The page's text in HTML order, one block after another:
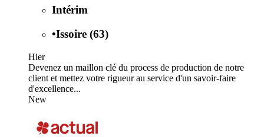
Intérim
•Issoire (63)
Hier
Devenez un maillon clé du process de production de notre
client et mettez votre rigueur au service d'un savoir-faire
d'excellence...
New